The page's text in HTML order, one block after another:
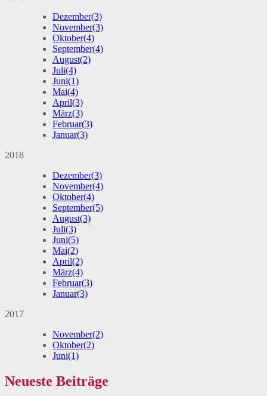
Dezember(3)
November(3)
Oktober(4)
September(4)
August(2)
Juli(4)
Juni(1)
Mai(4)
April(3)
März(3)
Februar(3)
Januar(3)
2018
Dezember(3)
November(4)
Oktober(4)
September(5)
August(3)
Juli(3)
Juni(5)
Mai(2)
April(2)
März(4)
Februar(3)
Januar(3)
2017
November(2)
Oktober(2)
Juni(1)
Neueste Beiträge